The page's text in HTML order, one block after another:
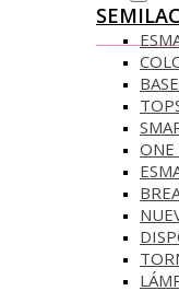
SEMILAC
ONE